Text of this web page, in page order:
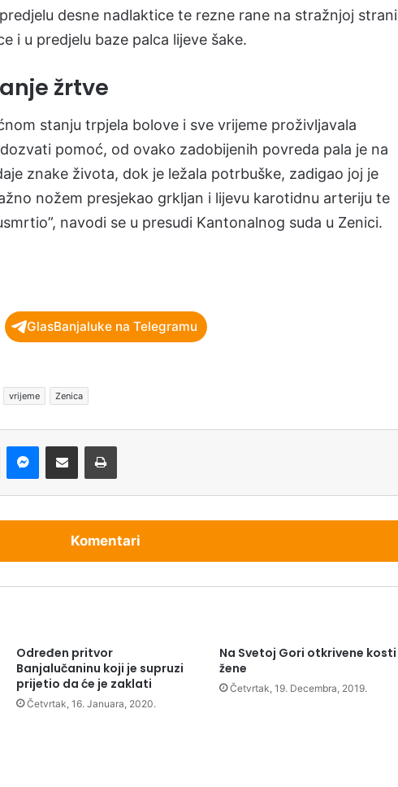
desne nadlaktice te rezne rane na stražnjoj strani
i u predjelu baze palca lijeve šake.
žrtve
stanju trpjela bolove i sve vrijeme proživljavala
pomoć, od ovako zadobijenih povreda pala je na
znake života, dok je ležala potrbuške, zadigao joj je
nožem presjekao grkljan i lijevu karotidnu arteriju te
navodi se u presudi Kantonalnog suda u Zenici.
GlasBanjaluke na Telegramu
vrijeme Zenica
Komentari
Određen pritvor
Banjalučaninu koji je supruzi
prijetio da će je zaklati
Četvrtak, 16. Januara, 2020.
Na Svetoj Gori otkrivene kosti
žene
Četvrtak, 19. Decembra, 2019.